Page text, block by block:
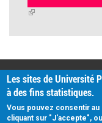
(link
PRATIQUE
Plan d'accès
Intranet
Mentions légales
Données
Les sites de Université
à des fins statistiques.
Vous pouvez consentir
cliquant sur "J'accepte",